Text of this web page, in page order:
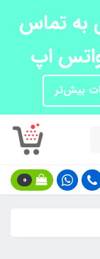
به تماس
اپ
بیش‌تر
0